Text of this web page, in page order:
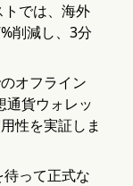
では、海外
削減し、3分
オフライン
通貨ウォレッ
性を実証しま
って正式な